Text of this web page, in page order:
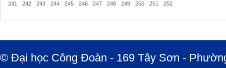
241 242 243 244 245 246 247 248 249 250 251 252
© Đại học Công Đoàn - 169 Tây Sơn -